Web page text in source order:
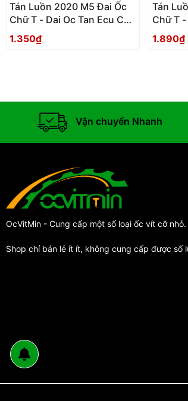
Tán Luồn 2020 M5 Đai Ốc
Chữ T - Dai Oc Tan Ecu Chu
T Luon
1.350₫
Tán
Chữ T -
T Luon
1.890₫
Vận chuyển Nhanh
OcVitMin - Cung cấp một số loại ốc vít cỡ nhỏ.
Shop chỉ bán lẻ ít ít, không cung cấp được số